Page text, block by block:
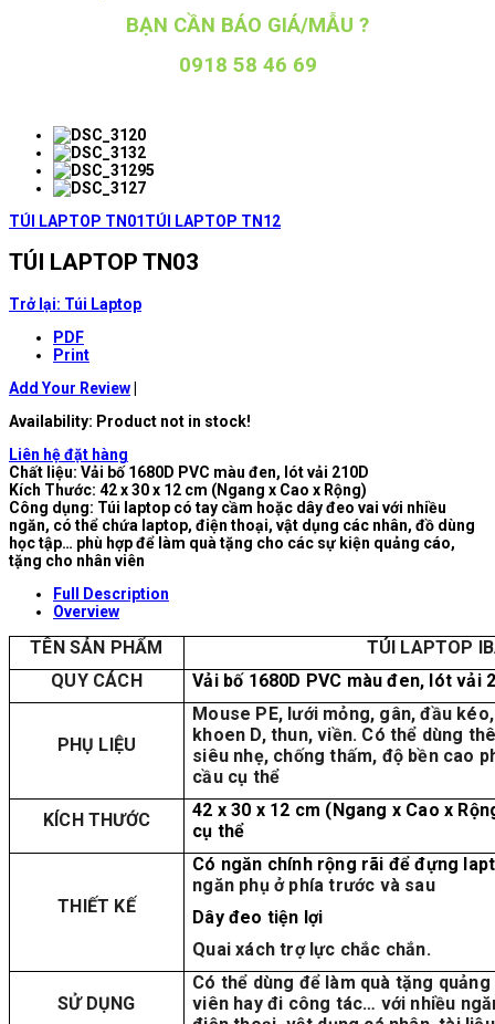
BẠN CẦN BÁO GIÁ/MẪU ?
0918 58 46 69
TÚI LAPTOP TN01TÚI LAPTOP TN12
TÚI LAPTOP TN03
Trở lại: Túi Laptop
PDF
Print
Add Your Review
Availability: Product not in stock!
Liên hệ đặt hàng
Chất liệu: Vải bố 1680D PVC màu đen, lót vải 210D
Kích Thước: 42 x 30 x 12 cm (Ngang x Cao x Rộng)
Công dụng: Túi laptop có tay cầm hoặc dây đeo vai với nhiều
ngăn, có thể chứa laptop, điện thoại, vật dụng các nhân, đồ dùng
học tập… phù hợp để làm quà tặng cho các sự kiện quảng cáo,
tặng cho nhân viên
Full Description
Overview
TÊN SẢN PHẨM
TÚI LAPTOP
QUY CÁCH
Vải bố 1680D PVC màu đen, lót vải
PHỤ LIỆU
Mouse PE, lưới mỏng, gân, đầu
khoen D, thun, viền. Có thể dùng
siêu nhẹ, chống thấm, độ bền cao
cầu cụ thể
KÍCH THƯỚC
42 x 30 x 12 cm (Ngang x Cao x
cụ thể
THIẾT KẾ
Có ngăn chính rộng rãi để đựng
ngăn phụ ở phía trước và sau
Dây đeo tiện lợi
Quai xách trợ lực chắc chắn.
SỬ DỤNG
Có thể dùng để làm quà tặng
viên hay đi công tác… với nhiều